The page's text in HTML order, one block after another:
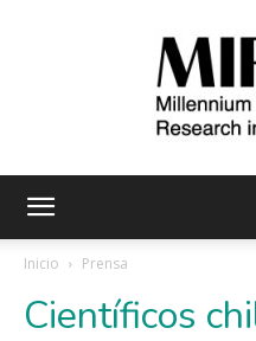
Inicio Prensa
Científicos